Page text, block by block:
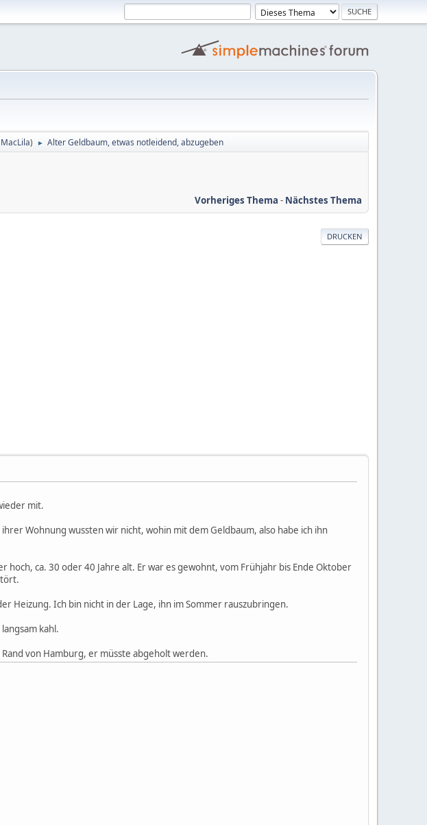
) ► Alter Geldbaum, etwas notleidend, abzugeben
Vorheriges Thema - Nächstes Thema
DRUCKEN
mit.
Wohnung wussten wir nicht, wohin mit dem Geldbaum, also habe ich ihn
ca. 30 oder 40 Jahre alt. Er war es gewohnt, vom Frühjahr bis Ende Oktober
Heizung. Ich bin nicht in der Lage, ihn im Sommer rauszubringen.
kahl.
von Hamburg, er müsste abgeholt werden.